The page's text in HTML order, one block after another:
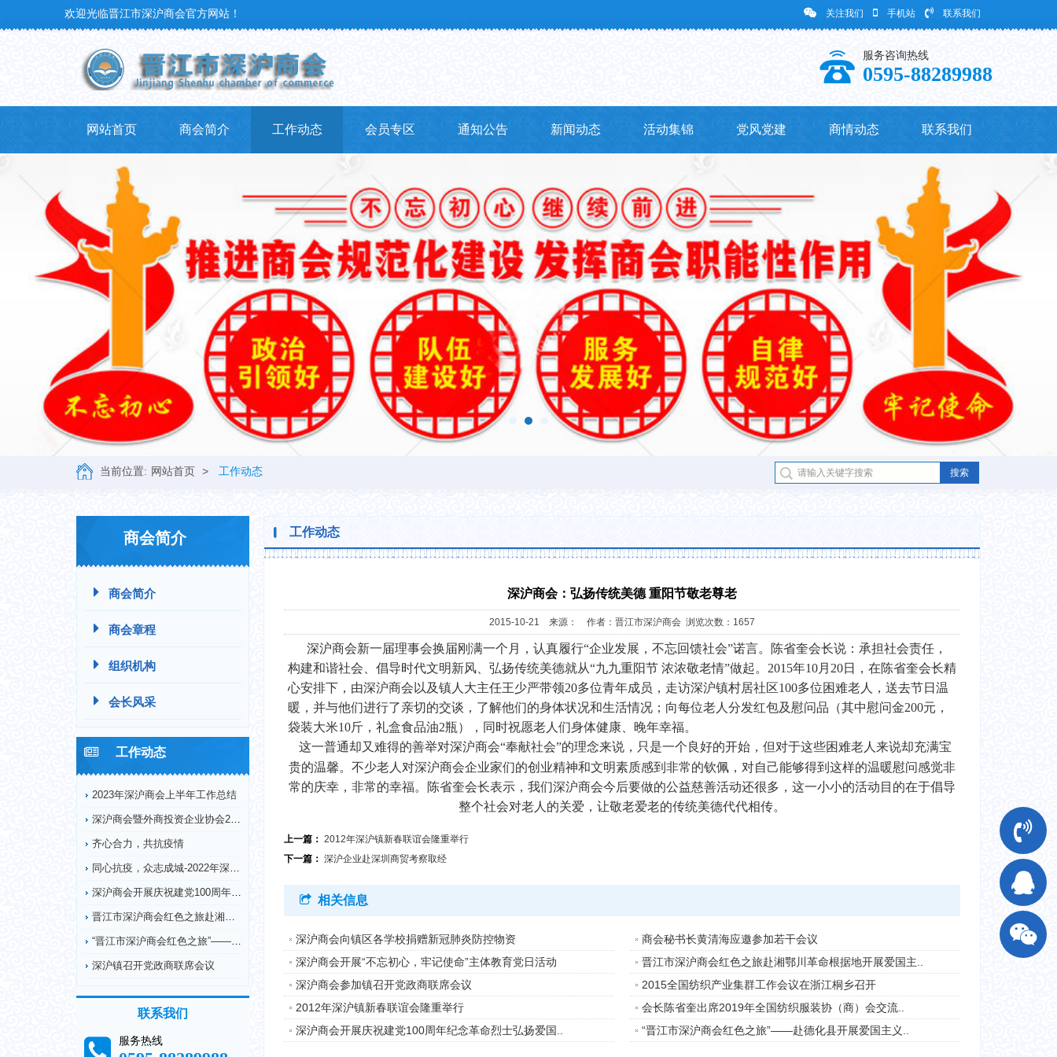
欢迎光临晋江市深沪商会官方网站！ 关注我们 手机站 联系我们
服务咨询热线
0595-88289988
网站首页 商会简介 工作动态 会员专区 通知公告 新闻动态 活动集锦 党风党建 商情动态 联系我们
当前位置: 网站首页 > 工作动态
商会简介
商会简介
商会章程
组织机构
会长风采
工作动态
2023年深沪商会上半年工作总结
深沪商会暨外商投资企业协会2022年工作回顾
齐心合力，共抗疫情
同心抗疫，众志成城-2022年深沪商会抗疫情况
深沪商会开展庆祝建党100周年纪念革命烈士弘扬...
晋江市深沪商会红色之旅赴湘鄂川革命根据地开展爱...
“晋江市深沪商会红色之旅”——赴德化县开展爱国...
深沪镇召开党政商联席会议
联系我们
服务热线
工作动态
深沪商会：弘扬传统美德 重阳节敬老尊老
2015-10-21 来源： 作者：晋江市深沪商会 浏览次数：1657
深沪商会新一届理事会换届刚满一个月，认真履行“企业发展，不忘回馈社会”诺言。陈省奎会长说：承担社会责任，
构建和谐社会、倡导时代文明新风、弘扬传统美德就从“九九重阳节 浓浓敬老情”做起。2015年10月20日，在陈省奎会长精
心安排下，由深沪商会以及镇人大主任王少严带领20多位青年成员，走访深沪镇村居社区100多位困难老人，送去节日温
暖，并与他们进行了亲切的交谈，了解他们的身体状况和生活情况；向每位老人分发红包及慰问品（其中慰问金200元，
袋装大米10斤，礼盒食品油2瓶），同时祝愿老人们身体健康、晚年幸福。
这一普通却又难得的善举对深沪商会“奉献社会”的理念来说，只是一个良好的开始，但对于这些困难老人来说却充满宝
贵的温馨。不少老人对深沪商会企业家们的创业精神和文明素质感到非常的钦佩，对自己能够得到这样的温暖慰问感觉非
常的庆幸，非常的幸福。陈省奎会长表示，我们深沪商会今后要做的公益慈善活动还很多，这一小小的活动目的在于倡导
整个社会对老人的关爱，让敬老爱老的传统美德代代相传。
上一篇： 2012年深沪镇新春联谊会隆重举行
下一篇： 深沪企业赴深圳商贸考察取经
相关信息
深沪商会向镇区各学校捐赠新冠肺炎防控物资
商会秘书长黄清海应邀参加若干会议
深沪商会开展“不忘初心，牢记使命”主体教育党日活动
晋江市深沪商会红色之旅赴湘鄂川革命根据地开展爱国主..
深沪商会参加镇召开党政商联席会议
2015全国纺织产业集群工作会议在浙江桐乡召开
2012年深沪镇新春联谊会隆重举行
会长陈省奎出席2019年全国纺织服装协（商）会交流..
深沪商会开展庆祝建党100周年纪念革命烈士弘扬爱国..
“晋江市深沪商会红色之旅”——赴德化县开展爱国主义..